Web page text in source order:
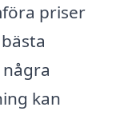
priser
kan